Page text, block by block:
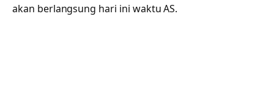
akan berlangsung hari ini waktu AS.